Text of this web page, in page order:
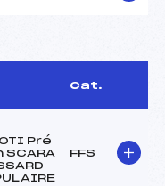
Cat.
Pré
FFS